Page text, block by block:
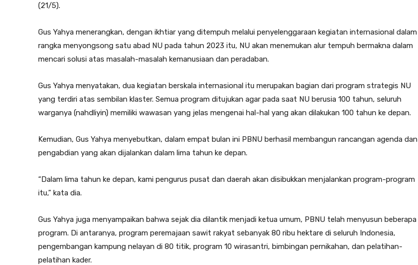
(21/5).
Gus Yahya menerangkan, dengan ikhtiar yang ditempuh melalui penyelenggaraan kegiatan internasional dalam
rangka menyongsong satu abad NU pada tahun 2023 itu, NU akan menemukan alur tempuh bermakna dalam
mencari solusi atas masalah-masalah kemanusiaan dan peradaban.
Gus Yahya menyatakan, dua kegiatan berskala internasional itu merupakan bagian dari program strategis NU
yang terdiri atas sembilan klaster. Semua program ditujukan agar pada saat NU berusia 100 tahun, seluruh
warganya (nahdliyin) memiliki wawasan yang jelas mengenai hal-hal yang akan dilakukan 100 tahun ke depan.
Kemudian, Gus Yahya menyebutkan, dalam empat bulan ini PBNU berhasil membangun rancangan agenda dan
pengabdian yang akan dijalankan dalam lima tahun ke depan.
“Dalam lima tahun ke depan, kami pengurus pusat dan daerah akan disibukkan menjalankan program-program
itu,” kata dia.
Gus Yahya juga menyampaikan bahwa sejak dia dilantik menjadi ketua umum, PBNU telah menyusun beberapa
program. Di antaranya, program peremajaan sawit rakyat sebanyak 80 ribu hektare di seluruh Indonesia,
pengembangan kampung nelayan di 80 titik, program 10 wirasantri, bimbingan pernikahan, dan pelatihan-
pelatihan kader.